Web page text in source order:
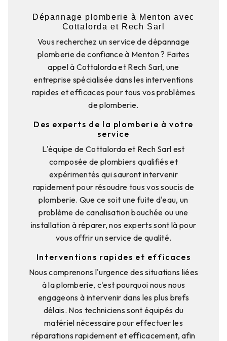
Dépannage plomberie à Menton avec
Cottalorda et Rech Sarl
Vous recherchez un service de dépannage
plomberie de confiance à Menton ? Faites
appel à Cottalorda et Rech Sarl, une
entreprise spécialisée dans les interventions
rapides et efficaces pour tous vos problèmes
de plomberie.
Des experts de la plomberie à votre
service
L'équipe de Cottalorda et Rech Sarl est
composée de plombiers qualifiés et
expérimentés qui sauront intervenir
rapidement pour résoudre tous vos soucis de
plomberie. Que ce soit une fuite d'eau, un
problème de canalisation bouchée ou une
installation à réparer, nos experts sont là pour
vous offrir un service de qualité.
Interventions rapides et efficaces
Nous comprenons l'urgence des situations liées
à la plomberie, c'est pourquoi nous nous
engageons à intervenir dans les plus brefs
délais. Nos techniciens sont équipés du
matériel nécessaire pour effectuer les
réparations rapidement et efficacement, afin